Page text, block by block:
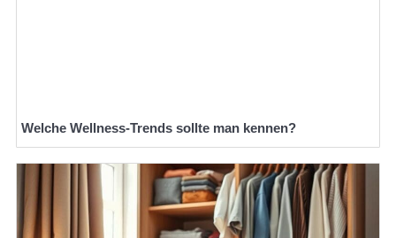
Welche Wellness-Trends sollte man kennen?